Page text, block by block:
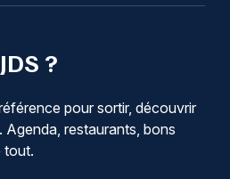
?
pour sortir, découvrir
restaurants, bons
tout.